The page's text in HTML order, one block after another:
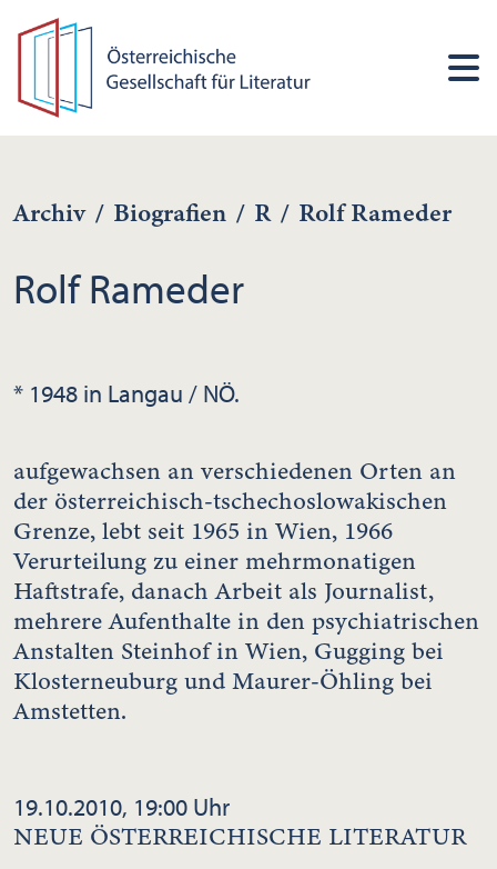
Archiv / Biografien / R / Rolf Rameder
Rolf Rameder
* 1948 in Langau / NÖ.
aufgewachsen an verschiedenen Orten an
der österreichisch-tschechoslowakischen
Grenze, lebt seit 1965 in Wien, 1966
Verurteilung zu einer mehrmonatigen
Haftstrafe, danach Arbeit als Journalist,
mehrere Aufenthalte in den psychiatrischen
Anstalten Steinhof in Wien, Gugging bei
Klosterneuburg und Maurer-Öhling bei
Amstetten.
19.10.2010, 19:00 Uhr
NEUE ÖSTERREICHISCHE LITERATUR